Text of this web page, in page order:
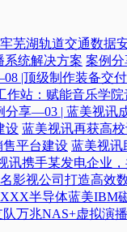
芜湖轨道交通数据
统解决方案 案例
|顶级制作装备交
作站：赋能音乐学
分享—03 | 蓝美视讯
设 蓝美视讯再获高
平台建设 蓝美视讯
讯携手某发电企业
影视公司打造高效
XXX半导体蓝美IBM
万兆NAS+虚拟演